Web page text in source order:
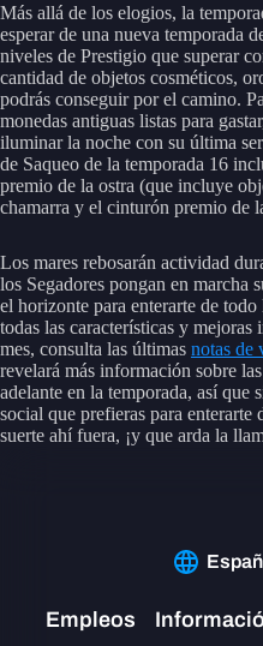
Más allá de los elogios, la
esperar de una nueva temporada
niveles de Prestigio que superar
cantidad de objetos cosméticos,
podrás conseguir por el camino.
monedas antiguas listas para
iluminar la noche con su última
de Saqueo de la temporada 16
premio de la ostra (que incluye
chamarra y el cinturón premio de
Los mares rebosarán actividad
los Segadores pongan en marcha
el horizonte para enterarte de
todas las características y
mes, consulta las últimas notas de
revelará más información sobre
adelante en la temporada, así que
social que prefieras para enterarte
suerte ahí fuera, ¡y que arda la